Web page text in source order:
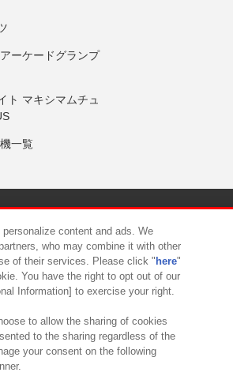
ーケードグランプ
ト マキシマムチュ
一覧
カスタマーハラスメント対応方針
content and ads. We
who may combine it with other
of their services. Please click " here"
You have the right to opt out of our
Information] to exercise your right.
to allow the sharing of cookies
to the sharing regardless of the
your consent on the following